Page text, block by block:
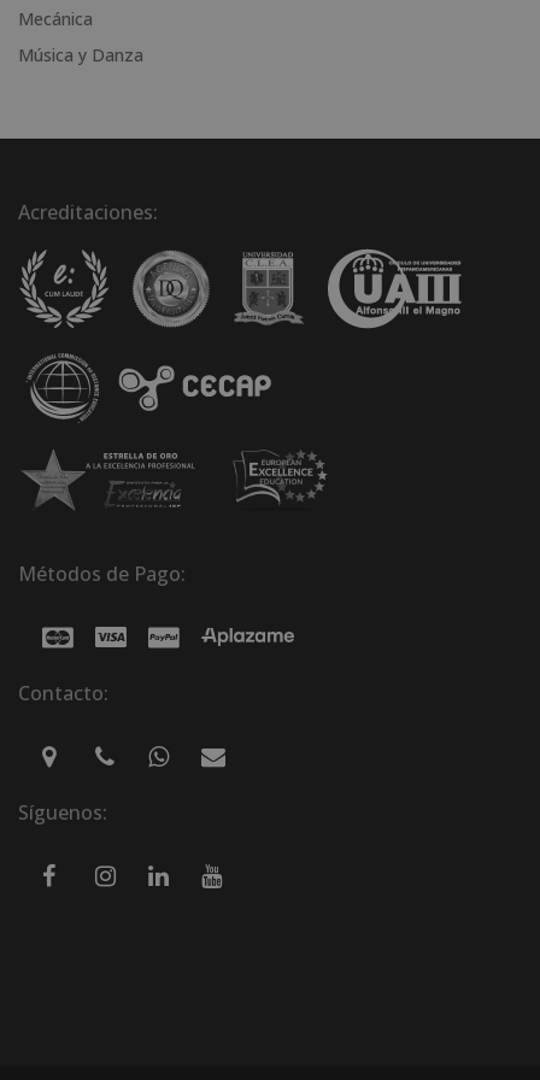
Mecánica
Música y Danza
Acreditaciones:
Métodos de Pago:
Contacto:
Síguenos: